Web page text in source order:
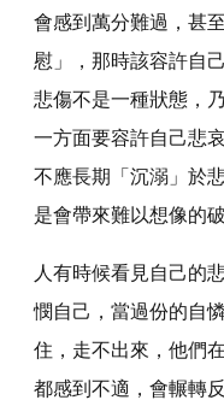
會感到萬分難過，甚
慰」，那時該容許自
悲傷不是一種狀態，
一方面要容許自己悲
不應長期「沉溺」於
是會帶來難以想像的破
人有時候看見自己的
憫自己，當過份的自
住，走不出來，他們
都感到不適，會輾轉